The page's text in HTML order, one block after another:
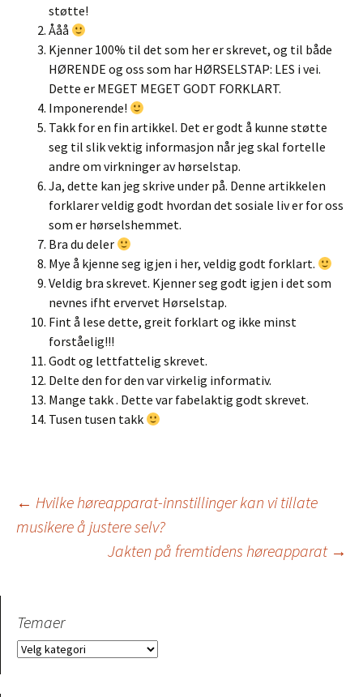
støtte!
Ååå
Kjenner 100% til det som her er skrevet, og til både
HØRENDE og oss som har HØRSELSTAP: LES i vei.
Dette er MEGET MEGET GODT FORKLART.
Imponerende!
Takk for en fin artikkel. Det er godt å kunne støtte
seg til slik vektig informasjon når jeg skal fortelle
andre om virkninger av hørselstap.
Ja, dette kan jeg skrive under på. Denne artikkelen
forklarer veldig godt hvordan det sosiale liv er for oss
som er hørselshemmet.
Bra du deler
Mye å kjenne seg igjen i her, veldig godt forklart.
Veldig bra skrevet. Kjenner seg godt igjen i det som
nevnes ifht ervervet Hørselstap.
Fint å lese dette, greit forklart og ikke minst
forståelig!!!
Godt og lettfattelig skrevet.
Delte den for den var virkelig informativ.
Mange takk . Dette var fabelaktig godt skrevet.
Tusen tusen takk
Innleggsnavigasjon
← Hvilke høreapparat-innstillinger kan vi tillate
musikere å justere selv?
Jakten på fremtidens høreapparat →
Temaer
Temaer